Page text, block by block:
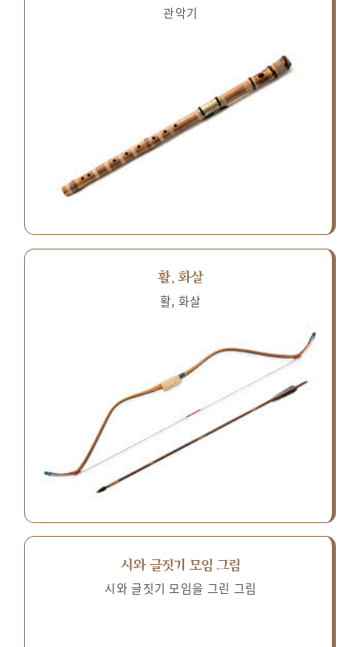
관악기
활, 화살
활, 화살
시와 글짓기 모임 그림
시와 글짓기 모임을 그린 그림